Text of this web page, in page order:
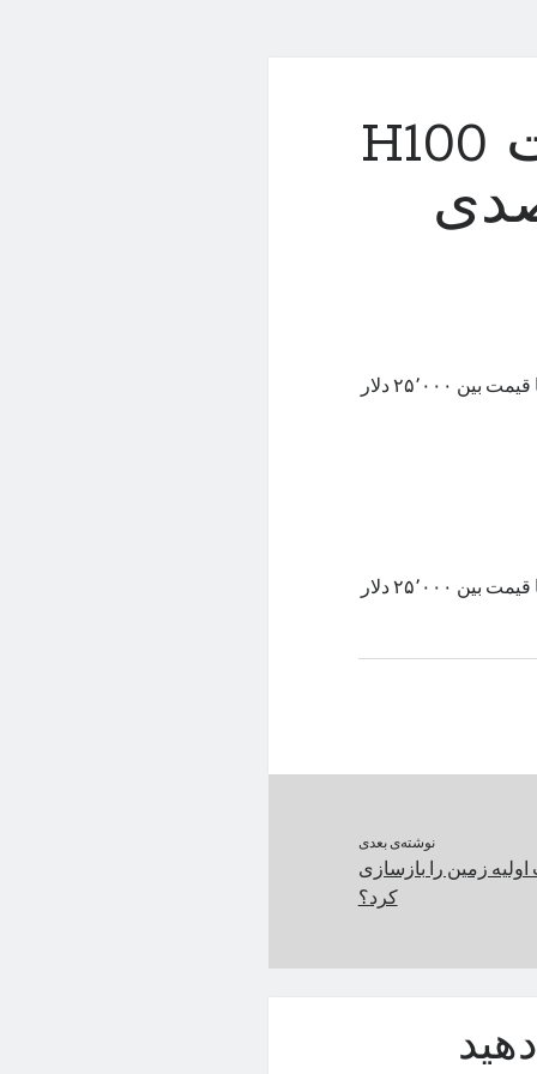
انویدیا گرافیک پرقدرت H100
انویدیا پردازنده‌ی گرافیکی H100 را با هزینه‌ی ۳٬۲۰۰ دلاری می‌سازد و با قیمت بین ۲۵٬۰۰۰ دلار
انویدیا پردازنده‌ی گرافیکی H100 را با هزینه‌ی ۳٬۲۰۰ دلاری می‌سازد و با قیمت بین ۲۵٬۰۰۰ دلار
نوشته‌ی بعدی
زمین را بازسازی
کرد؟